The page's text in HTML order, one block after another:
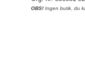
OBS! Ingen butik, du